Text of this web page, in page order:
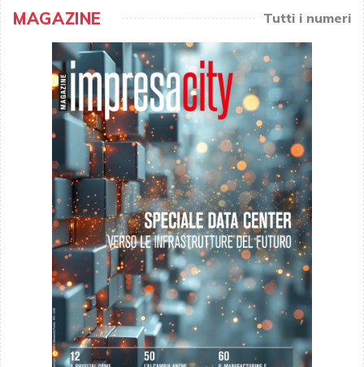
MAGAZINE Tutti i numeri